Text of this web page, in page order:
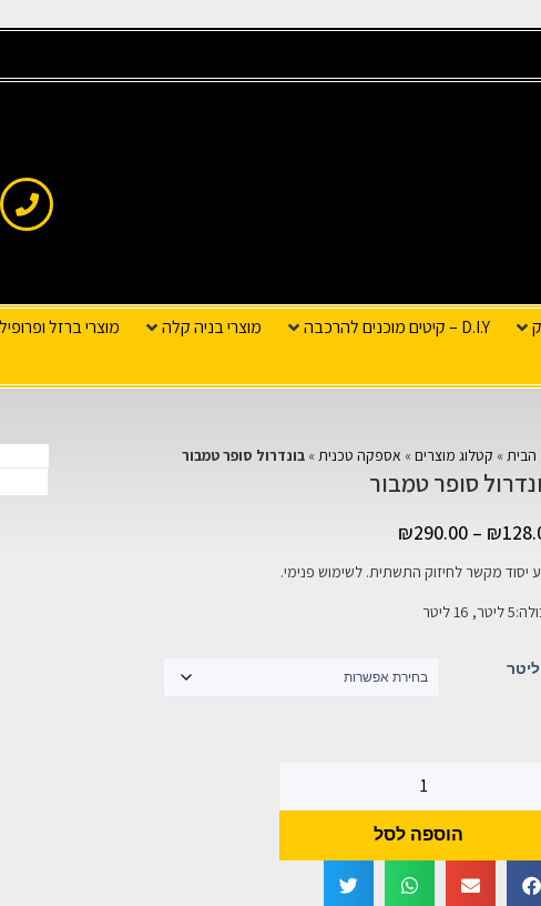
D.I.Y – קיטים מוכנים להרכבה מוצרי בניה קלה מוצרי ברזל
הבית» קטלוג מוצרים» אספקה טכנית» בונדרול סופר טמבור
סופר טמבור
₪
–
₪290.00
יסוד מקשר לחיזוק התשתית. לשימוש פנימי.
16 ליטר
ליטר
הוספה לסל